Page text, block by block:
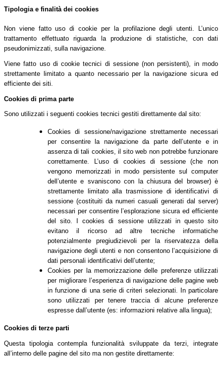
Tipologia e finalità dei cookies
Non viene fatto uso di cookie per la profilazione degli utenti. L’unico
trattamento effettuato riguarda la produzione di statistiche, con dati
pseudonimizzati, sulla navigazione.
Viene fatto uso di cookie tecnici di sessione (non persistenti), in modo
strettamente limitato a quanto necessario per la navigazione sicura ed
efficiente dei siti.
Cookies di prima parte
Sono utilizzati i seguenti cookies tecnici gestiti direttamente dal sito:
Cookies di sessione/navigazione strettamente necessari
per consentire la navigazione da parte dell’utente e in
assenza di tali cookies, il sito web non potrebbe funzionare
correttamente. L’uso di cookies di sessione (che non
vengono memorizzati in modo persistente sul computer
dell’utente e svaniscono con la chiusura del browser) è
strettamente limitato alla trasmissione di identificativi di
sessione (costituiti da numeri casuali generati dal server)
necessari per consentire l’esplorazione sicura ed efficiente
del sito. I cookies di sessione utilizzati in questo sito
evitano il ricorso ad altre tecniche informatiche
potenzialmente pregiudizievoli per la riservatezza della
navigazione degli utenti e non consentono l’acquisizione di
dati personali identificativi dell’utente;
Cookies per la memorizzazione delle preferenze utilizzati
per migliorare l’esperienza di navigazione delle pagine web
in funzione di una serie di criteri selezionati. In particolare
sono utilizzati per tenere traccia di alcune preferenze
espresse dall’utente (es: informazioni relative alla lingua);
Cookies di terze parti
Questa tipologia contempla funzionalità sviluppate da terzi, integrate
all’interno delle pagine del sito ma non gestite direttamente: